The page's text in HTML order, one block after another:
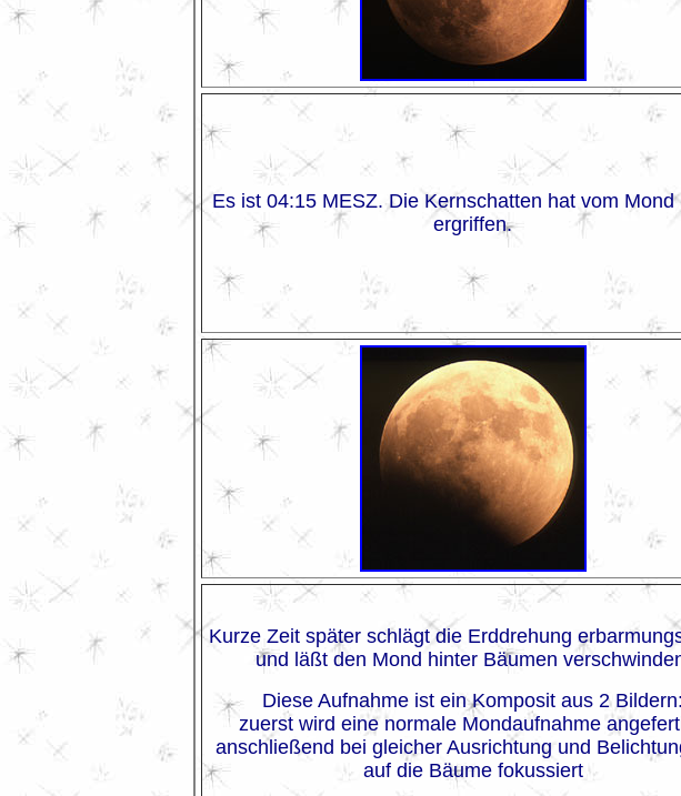
Es ist 04:15 MESZ. Die Kernschatten hat vom Mond
ergriffen.
Kurze Zeit später schlägt die Erddrehung
und läßt den Mond hinter Bäumen
Diese Aufnahme ist ein Komposit aus 2 Bildern:
zuerst wird eine normale Mondaufnahme
anschließend bei gleicher Ausrichtung und
auf die Bäume fokussiert